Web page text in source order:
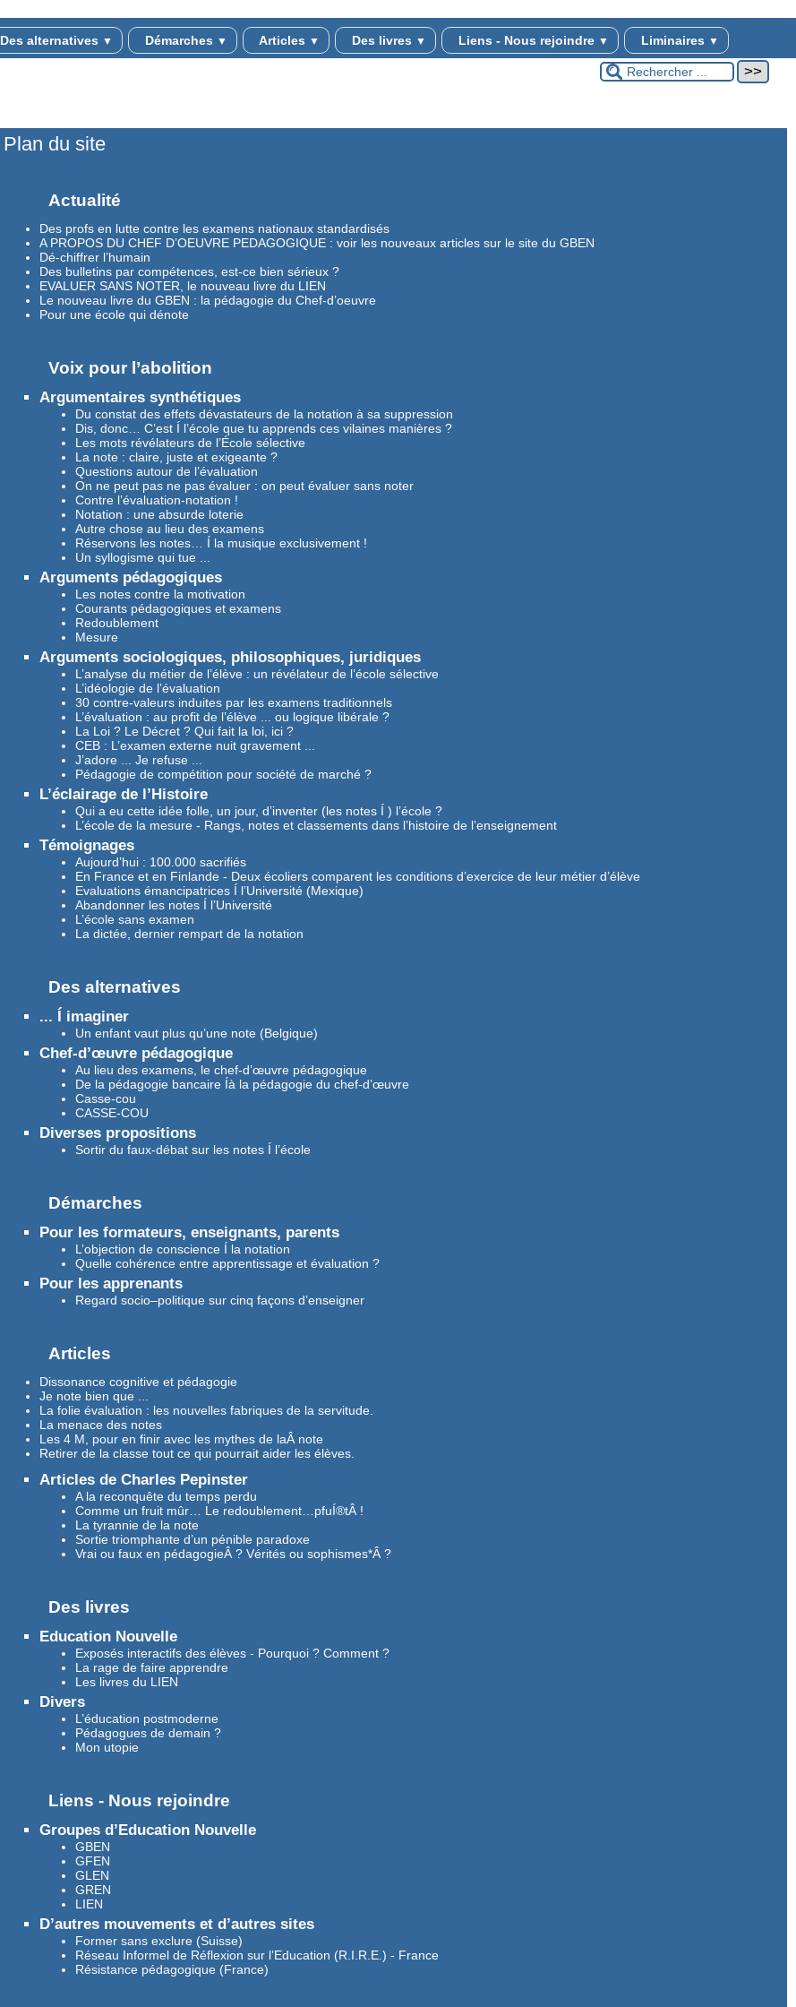
Des alternatives ▼ Démarches ▼ Articles ▼ Des livres ▼ Liens - Nous rejoindre ▼ Liminaires ▼
Plan du site
Actualité
Des profs en lutte contre les examens nationaux standardisés
A PROPOS DU CHEF D’OEUVRE PEDAGOGIQUE : voir les nouveaux articles sur le site du GBEN
Dé-chiffrer l’humain
Des bulletins par compétences, est-ce bien sérieux ?
EVALUER SANS NOTER, le nouveau livre du LIEN
Le nouveau livre du GBEN : la pédagogie du Chef-d’oeuvre
Pour une école qui dénote
Voix pour l’abolition
Argumentaires synthétiques
Du constat des effets dévastateurs de la notation à sa suppression
Dis, donc… C’est Í l’école que tu apprends ces vilaines manières ?
Les mots révélateurs de l’École sélective
La note : claire, juste et exigeante ?
Questions autour de l’évaluation
On ne peut pas ne pas évaluer : on peut évaluer sans noter
Contre l’évaluation-notation !
Notation : une absurde loterie
Autre chose au lieu des examens
Réservons les notes… Í la musique exclusivement !
Un syllogisme qui tue ...
Arguments pédagogiques
Les notes contre la motivation
Courants pédagogiques et examens
Redoublement
Mesure
Arguments sociologiques, philosophiques, juridiques
L’analyse du métier de l’élève : un révélateur de l’école sélective
L’idéologie de l’évaluation
30 contre-valeurs induites par les examens traditionnels
L’évaluation : au profit de l’élève ... ou logique libérale ?
La Loi ? Le Décret ? Qui fait la loi, ici ?
CEB : L’examen externe nuit gravement ...
J’adore ... Je refuse ...
Pédagogie de compétition pour société de marché ?
L’éclairage de l’Histoire
Qui a eu cette idée folle, un jour, d’inventer (les notes Í ) l’école ?
L’école de la mesure - Rangs, notes et classements dans l’histoire de l’enseignement
Témoignages
Aujourd’hui : 100.000 sacrifiés
En France et en Finlande - Deux écoliers comparent les conditions d’exercice de leur métier d’élève
Evaluations émancipatrices Í l’Université (Mexique)
Abandonner les notes Í l’Université
L’école sans examen
La dictée, dernier rempart de la notation
Des alternatives
... Í imaginer
Un enfant vaut plus qu’une note (Belgique)
Chef-d’œuvre pédagogique
Au lieu des examens, le chef-d’œuvre pédagogique
De la pédagogie bancaire Íà la pédagogie du chef-d’œuvre
Casse-cou
CASSE-COU
Diverses propositions
Sortir du faux-débat sur les notes Í l’école
Démarches
Pour les formateurs, enseignants, parents
L’objection de conscience Í la notation
Quelle cohérence entre apprentissage et évaluation ?
Pour les apprenants
Regard socio–politique sur cinq façons d’enseigner
Articles
Dissonance cognitive et pédagogie
Je note bien que ...
La folie évaluation : les nouvelles fabriques de la servitude.
La menace des notes
Les 4 M, pour en finir avec les mythes de laÂ note
Retirer de la classe tout ce qui pourrait aider les élèves.
Articles de Charles Pepinster
A la reconquête du temps perdu
Comme un fruit mûr… Le redoublement…pfuÍ®tÂ !
La tyrannie de la note
Sortie triomphante d’un pénible paradoxe
Vrai ou faux en pédagogieÂ ? Vérités ou sophismes*Â ?
Des livres
Education Nouvelle
Exposés interactifs des élèves - Pourquoi ? Comment ?
La rage de faire apprendre
Les livres du LIEN
Divers
L’éducation postmoderne
Pédagogues de demain ?
Mon utopie
Liens - Nous rejoindre
Groupes d’Education Nouvelle
GBEN
GFEN
GLEN
GREN
LIEN
D’autres mouvements et d’autres sites
Former sans exclure (Suisse)
Réseau Informel de Réflexion sur l’Education (R.I.R.E.) - France
Résistance pédagogique (France)